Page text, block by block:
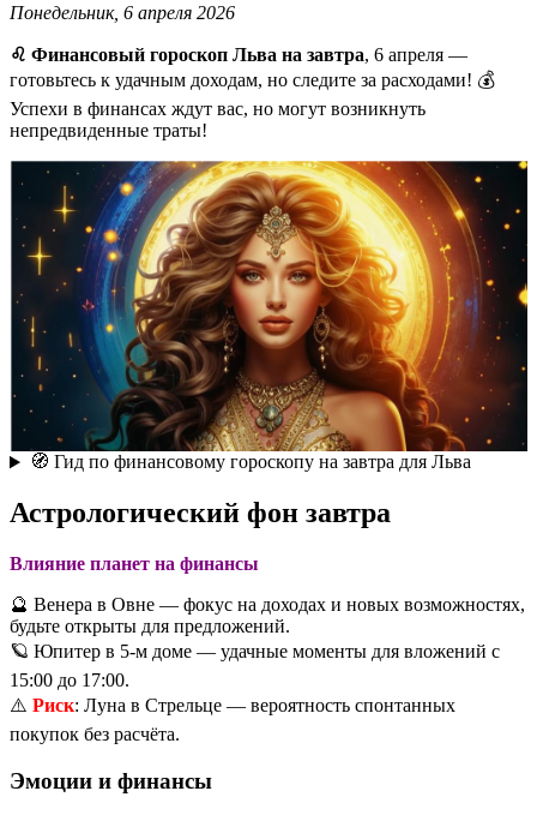
Понедельник, 6 апреля 2026
♌ Финансовый гороскоп Льва на завтра, 6 апреля —
готовьтесь к удачным доходам, но следите за расходами! 💰
Успехи в финансах ждут вас, но могут возникнуть
непредвиденные траты!
🧭 Гид по финансовому гороскопу на завтра для Льва
Астрологический фон завтра
Влияние планет на финансы
🔮 Венера в Овне — фокус на доходах и новых возможностях,
будьте открыты для предложений.
🪐 Юпитер в 5-м доме — удачные моменты для вложений с
15:00 до 17:00.
⚠️ Риск: Луна в Стрельце — вероятность спонтанных
покупок без расчёта.
Эмоции и финансы